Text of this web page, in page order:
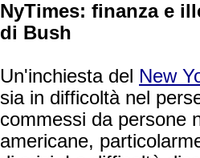
NyTimes: finanza e
di Bush
Un'inchiesta del New
sia in difficoltà nel
commessi da persone
americane,